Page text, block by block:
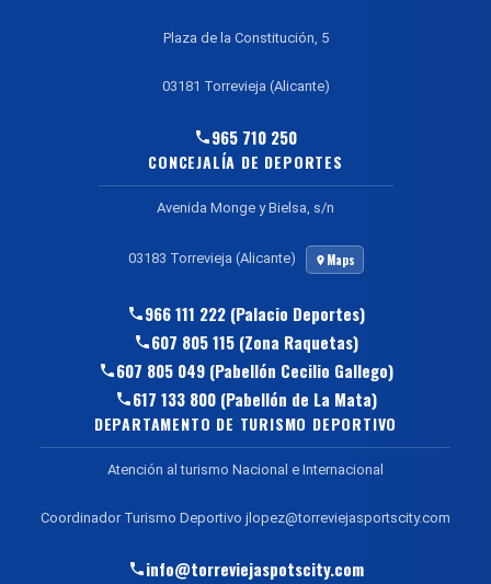
Plaza de la Constitución, 5
03181 Torrevieja (Alicante)
965 710 250
CONCEJALÍA DE DEPORTES
Avenida Monge y Bielsa, s/n
03183 Torrevieja (Alicante) Maps
966 111 222 (Palacio Deportes)
607 805 115 (Zona Raquetas)
607 805 049 (Pabellón Cecilio Gallego)
617 133 800 (Pabellón de La Mata)
DEPARTAMENTO DE TURISMO DEPORTIVO
Atención al turismo Nacional e Internacional
Coordinador Turismo Deportivo jlopez@torreviejasportscity.com
info@torreviejaspotscity.com